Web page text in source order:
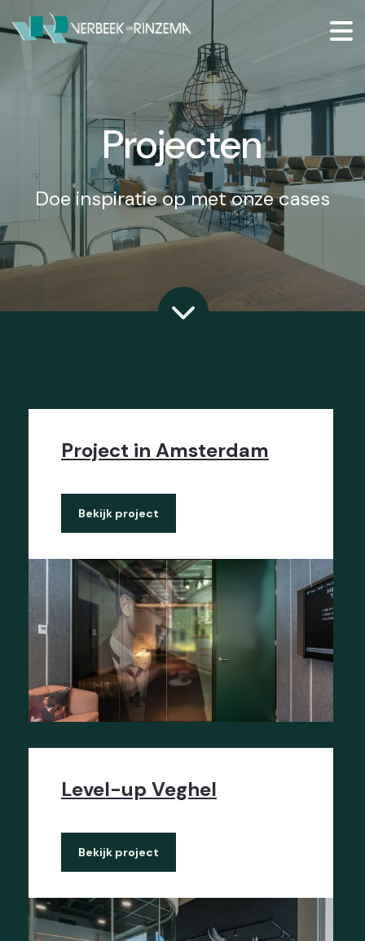
Projecten
Doe inspiratie op met onze cases
Project in Amsterdam
Bekijk project
Level-up Veghel
Bekijk project